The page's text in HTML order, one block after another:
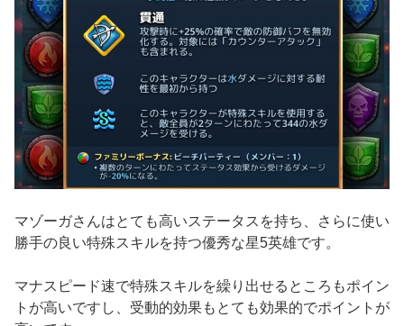
マゾーガさんはとても高いステータスを持ち、さらに使い
勝手の良い特殊スキルを持つ優秀な星5英雄です。
マナスピード速で特殊スキルを繰り出せるところもポイン
トが高いですし、受動的効果もとても効果的でポイントが